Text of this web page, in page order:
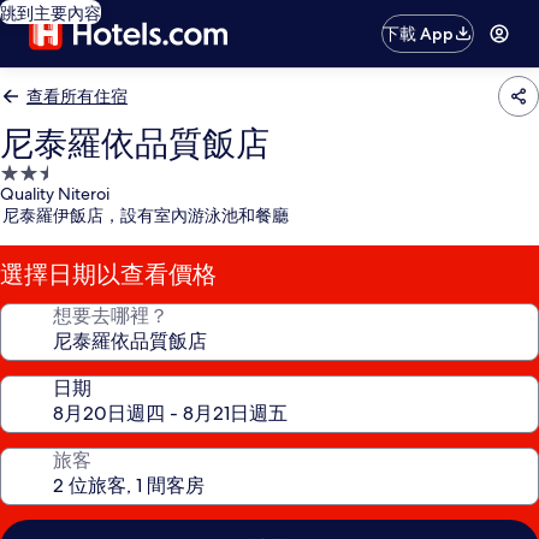
跳到主要內容
下載 App
查看所有住宿
尼泰羅依品質飯店
2.5
星
級
住
宿
Quality Niteroi
尼泰羅伊飯店，設有室內游泳池和餐廳
選擇日期以查看價格
想要去哪裡？
日期
旅客